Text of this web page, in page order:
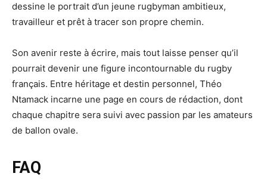
dessine le portrait d’un jeune rugbyman ambitieux,
travailleur et prêt à tracer son propre chemin.
Son avenir reste à écrire, mais tout laisse penser qu’il
pourrait devenir une figure incontournable du rugby
français. Entre héritage et destin personnel, Théo
Ntamack incarne une page en cours de rédaction, dont
chaque chapitre sera suivi avec passion par les amateurs
de ballon ovale.
FAQ